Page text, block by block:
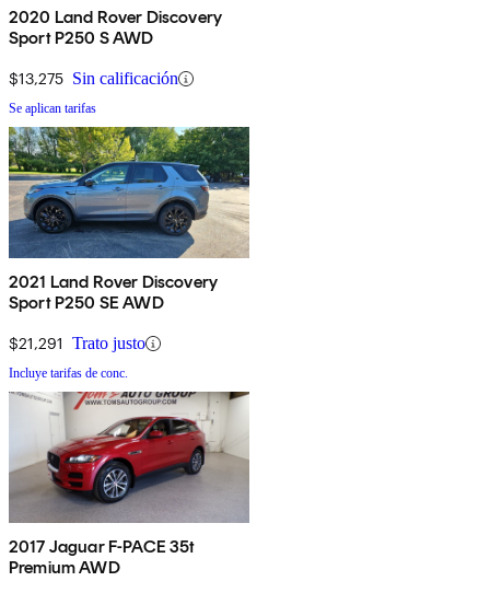
2020 Land Rover Discovery
Sport P250 S AWD
$13,275 Sin calificación
Se aplican tarifas
2021 Land Rover Discovery
Sport P250 SE AWD
$21,291 Trato justo
Incluye tarifas de conc.
2017 Jaguar F-PACE 35t
Premium AWD